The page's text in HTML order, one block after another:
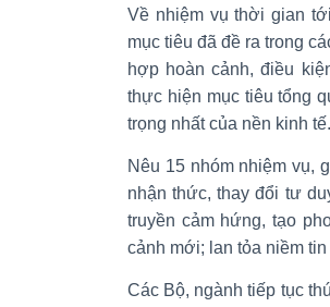
Về nhiệm vụ thời gian
mục tiêu đã đề ra trong
hợp hoàn cảnh, điều
thực hiện mục tiêu tổng
trọng nhất của nền kinh tế.
Nêu 15 nhóm nhiệm vụ,
nhận thức, thay đổi tư
truyền cảm hứng, tạo
cảnh mới; lan tỏa niềm
Các Bộ, ngành tiếp tục